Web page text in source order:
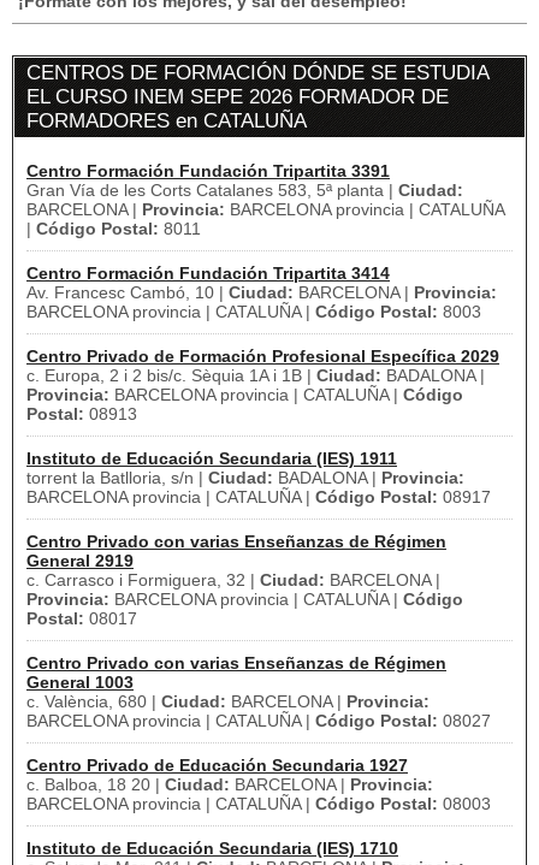
CENTROS DE FORMACIÓN DÓNDE SE ESTUDIA
EL CURSO INEM SEPE 2026 FORMADOR DE
FORMADORES en CATALUÑA
Centro Formación Fundación Tripartita 3391
Gran Vía de les Corts Catalanes 583, 5ª planta | Ciudad:
BARCELONA | Provincia: BARCELONA provincia | CATALUÑA
| Código Postal: 8011
Centro Formación Fundación Tripartita 3414
Av. Francesc Cambó, 10 | Ciudad: BARCELONA | Provincia:
BARCELONA provincia | CATALUÑA | Código Postal: 8003
Centro Privado de Formación Profesional Específica 2029
c. Europa, 2 i 2 bis/c. Sèquia 1A i 1B | Ciudad: BADALONA |
Provincia: BARCELONA provincia | CATALUÑA | Código
Postal: 08913
Instituto de Educación Secundaria (IES) 1911
torrent la Batlloria, s/n | Ciudad: BADALONA | Provincia:
BARCELONA provincia | CATALUÑA | Código Postal: 08917
Centro Privado con varias Enseñanzas de Régimen
General 2919
c. Carrasco i Formiguera, 32 | Ciudad: BARCELONA |
Provincia: BARCELONA provincia | CATALUÑA | Código
Postal: 08017
Centro Privado con varias Enseñanzas de Régimen
General 1003
c. València, 680 | Ciudad: BARCELONA | Provincia:
BARCELONA provincia | CATALUÑA | Código Postal: 08027
Centro Privado de Educación Secundaria 1927
c. Balboa, 18 20 | Ciudad: BARCELONA | Provincia:
BARCELONA provincia | CATALUÑA | Código Postal: 08003
Instituto de Educación Secundaria (IES) 1710